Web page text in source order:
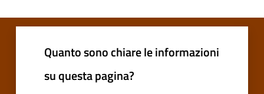
Quanto sono chiare le informazioni
su questa pagina?